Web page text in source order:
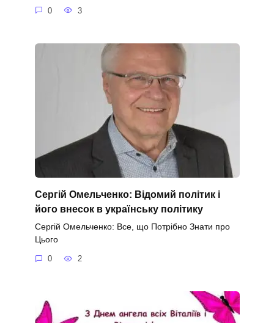
0 3
Сергій Омельченко: Відомий політик і
його внесок в українську політику
Сергій Омельченко: Все, що Потрібно Знати про
Цього
0 2